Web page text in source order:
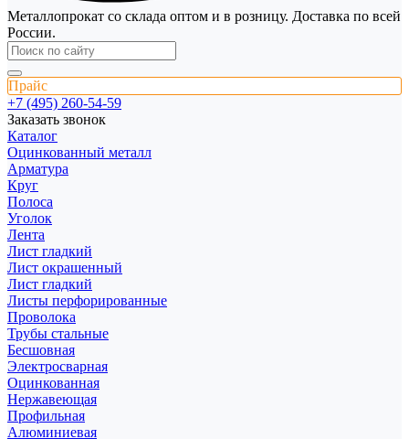
Металлопрокат со склада оптом и в розницу. Доставка по всей
России.
Прайс
+7 (495) 260-54-59
Заказать звонок
Каталог
Оцинкованный металл
Арматура
Круг
Полоса
Уголок
Лента
Лист гладкий
Лист окрашенный
Лист гладкий
Листы перфорированные
Проволока
Трубы стальные
Бесшовная
Электросварная
Оцинкованная
Нержавеющая
Профильная
Алюминиевая